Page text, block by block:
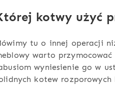
kotwy użyć
tu o innej operacji
warto
wyniesienie go w
kotew